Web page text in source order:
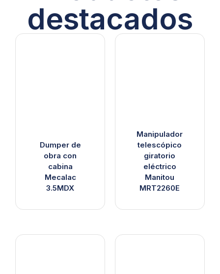
destacados
Dumper de
obra con
cabina
Mecalac
3.5MDX
Manipulador
telescópico
giratorio
eléctrico
Manitou
MRT2260E